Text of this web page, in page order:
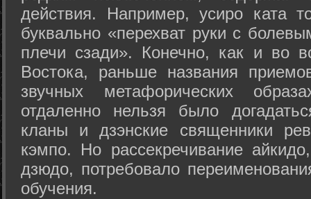
действия. Например, усиро ката
буквально «перехват руки с
плечи сзади». Конечно, как и во
Востока, раньше названия
звучных метафорических
отдаленно нельзя было
кланы и дзэнские священники
кэмпо. Но рассекречивание
дзюдо, потребовало
обучения.